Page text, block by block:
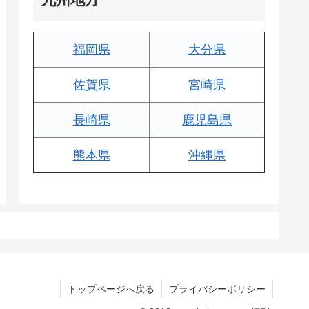
福岡県 大分県
佐賀県 宮崎県
長崎県 鹿児島県
熊本県 沖縄県
トップページへ戻る プライバシーポリシー